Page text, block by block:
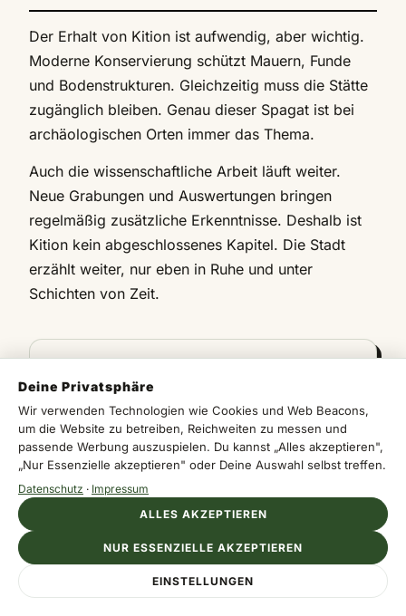
Der Erhalt von Kition ist aufwendig, aber wichtig.
Moderne Konservierung schützt Mauern, Funde
und Bodenstrukturen. Gleichzeitig muss die Stätte
zugänglich bleiben. Genau dieser Spagat ist bei
archäologischen Orten immer das Thema.
Auch die wissenschaftliche Arbeit läuft weiter.
Neue Grabungen und Auswertungen bringen
regelmäßig zusätzliche Erkenntnisse. Deshalb ist
Kition kein abgeschlossenes Kapitel. Die Stadt
erzählt weiter, nur eben in Ruhe und unter
Schichten von Zeit.
Das könnte dich auch interessieren
Mitsero Red Lake: Roter See in Zypern
Troodos Geopark: Geologie trifft Natur
Deine Privatsphäre
Wir verwenden Technologien wie Cookies und Web Beacons,
um die Website zu betreiben, Reichweiten zu messen und
passende Werbung auszuspielen. Du kannst „Alles akzeptieren",
„Nur Essenzielle akzeptieren" oder Deine Auswahl selbst treffen.
Datenschutz · Impressum
EINSTELLUNGEN
NUR ESSENZIELLE AKZEPTIEREN
ALLES AKZEPTIEREN